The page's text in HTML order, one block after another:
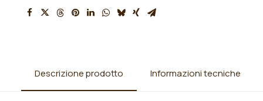
Descrizione prodotto Informazioni tecniche